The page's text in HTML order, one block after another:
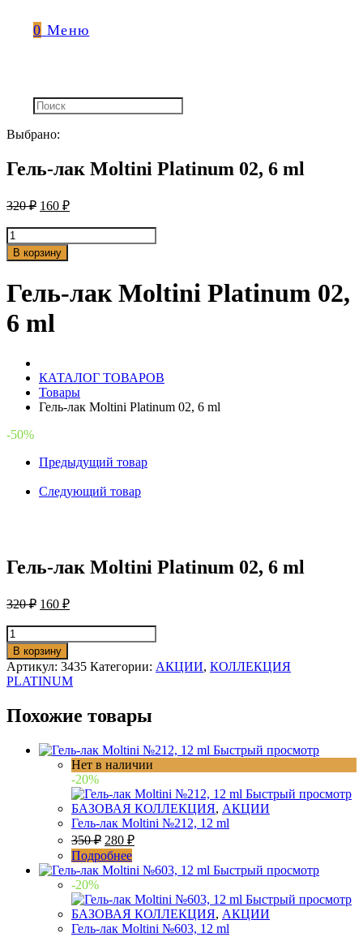
0 Меню
Выбрано:
Гель-лак Moltini Platinum 02, 6 ml
320₽ 160 ₽
Количество
товара
Гель-
Moltini
Platinum
02,
6
В корзину
Гель-лак Moltini Platinum 02,
6 ml
КАТАЛОГ ТОВАРОВ
Товары
Гель-лак Moltini Platinum 02, 6 ml
-50%
Предыдущий товар
Следующий товар
Гель-лак Moltini Platinum 02, 6 ml
320₽ 160 ₽
Количество
товара
Гель-
лак
Moltini
02,
В корзину
Артикул: 3435 Категории: АКЦИИ, КОЛЛЕКЦИЯ
PLATINUM
Похожие товары
Быстрый просмотр
Нет в наличии
-20%
Быстрый просмотр
БАЗОВАЯ КОЛЛЕКЦИЯ, АКЦИИ
Гель-лак Moltini №212, 12 ml
350₽ 280 ₽
Подробнее
Быстрый просмотр
-20%
Быстрый просмотр
БАЗОВАЯ КОЛЛЕКЦИЯ, АКЦИИ
Гель-лак Moltini №603, 12 ml